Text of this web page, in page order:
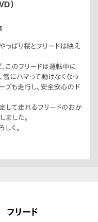
）
っぱり桜とフリードは映え
このフリードは運転中に
雪にハマって動けなくなっ
ブも走行し、安全安心のド
して走れるフリードのおか
ました。
く。
フリード